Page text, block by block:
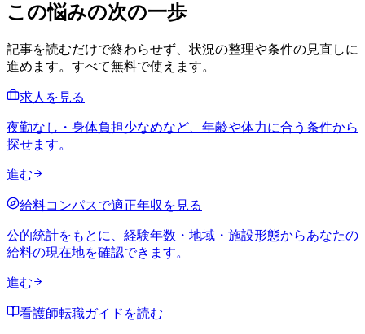
この悩みの次の一歩
記事を読むだけで終わらせず、状況の整理や条件の見直しに
進めます。すべて無料で使えます。
求人を見る
夜勤なし・身体負担少なめなど、年齢や体力に合う条件から
探せます。
進む
給料コンパスで適正年収を見る
公的統計をもとに、経験年数・地域・施設形態からあなたの
給料の現在地を確認できます。
進む
看護師転職ガイドを読む